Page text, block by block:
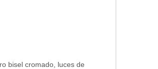
bisel cromado, luces de